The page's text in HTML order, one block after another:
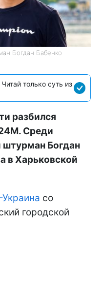
Богдан Бабенко
только суть из
разбился
Среди
Богдан
в Харьковской
со
городской